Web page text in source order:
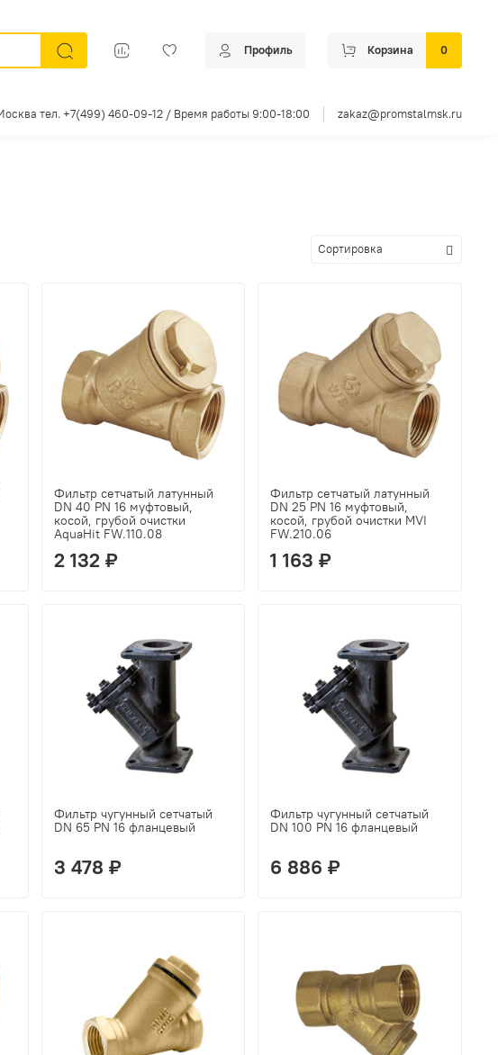
Профиль Корзина 0
тел. +7(499) 460-09-12 / Время работы 9:00-18:00 zakaz@promstalmsk.ru
Фильтр сетчатый латунный
DN 40 PN 16 муфтовый,
косой, грубой очистки
AquaHit FW.110.08
2 132 ₽
Фильтр сетчатый латунный
DN 25 PN 16 муфтовый,
косой, грубой очистки MVI
FW.210.06
1 163 ₽
Фильтр чугунный сетчатый
DN 65 PN 16 фланцевый
3 478 ₽
Фильтр чугунный сетчатый
DN 100 PN 16 фланцевый
6 886 ₽